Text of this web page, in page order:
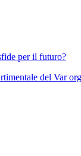
per il futuro?
del Var